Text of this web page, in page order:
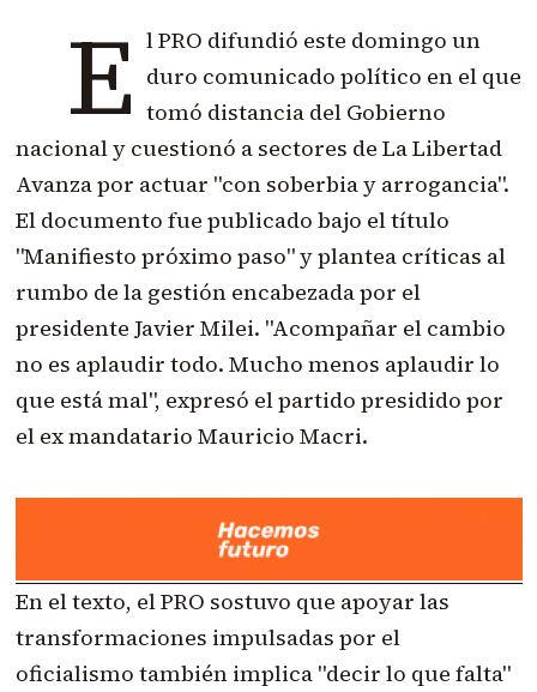
E l PRO difundió este domingo un
duro comunicado político en el que
tomó distancia del Gobierno
nacional y cuestionó a sectores de La Libertad
Avanza por actuar "con soberbia y arrogancia".
El documento fue publicado bajo el título
"Manifiesto próximo paso" y plantea críticas al
rumbo de la gestión encabezada por el
presidente Javier Milei. "Acompañar el cambio
no es aplaudir todo. Mucho menos aplaudir lo
que está mal", expresó el partido presidido por
el ex mandatario Mauricio Macri.
En el texto, el PRO sostuvo que apoyar las
transformaciones impulsadas por el
oficialismo también implica "decir lo que falta"